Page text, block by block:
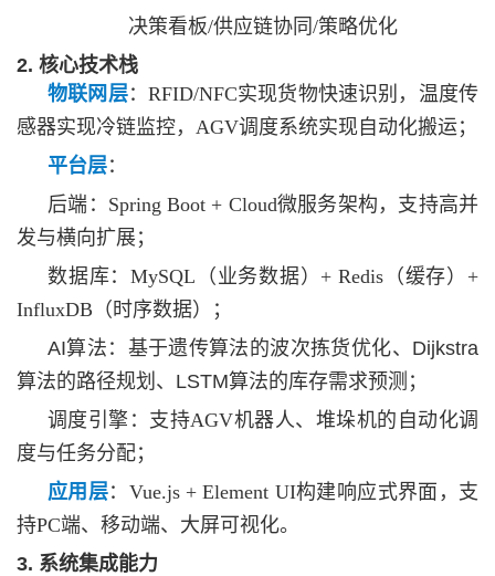
决策看板/供应链协同/策略优化
2. 核心技术栈
物联网层： RFID/NFC实现货物快速识别，温度传
感器实现冷链监控，AGV调度系统实现自动化搬运；
平台层：
后端： Spring Boot + Cloud微服务架构，支持高并
发与横向扩展；
数据库：MySQL（业务数据）+ Redis（缓存）+
InfluxDB（时序数据）；
AI算法：基于遗传算法的波次拣货优化、Dijkstra
算法的路径规划、LSTM算法的库存需求预测；
调度引擎：支持AGV机器人、堆垛机的自动化调
度与任务分配；
应用层： Vue.js + Element UI构建响应式界面，支
持PC端、移动端、大屏可视化。
3. 系统集成能力